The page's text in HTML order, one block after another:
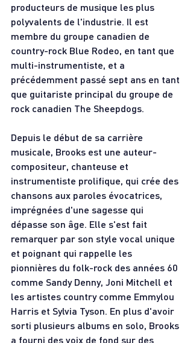
producteurs de musique les plus
polyvalents de l'industrie. Il est
membre du groupe canadien de
country-rock Blue Rodeo, en tant que
multi-instrumentiste, et a
précédemment passé sept ans en tant
que guitariste principal du groupe de
rock canadien The Sheepdogs.
Depuis le début de sa carrière
musicale, Brooks est une auteur-
compositeur, chanteuse et
instrumentiste prolifique, qui crée des
chansons aux paroles évocatrices,
imprégnées d'une sagesse qui
dépasse son âge. Elle s'est fait
remarquer par son style vocal unique
et poignant qui rappelle les
pionnières du folk-rock des années 60
comme Sandy Denny, Joni Mitchell et
les artistes country comme Emmylou
Harris et Sylvia Tyson. En plus d'avoir
sorti plusieurs albums en solo, Brooks
a fourni des voix de fond sur des